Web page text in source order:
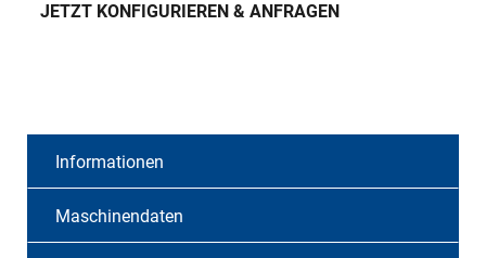
JETZT KONFIGURIEREN & ANFRAGEN
Informationen
Maschinendaten